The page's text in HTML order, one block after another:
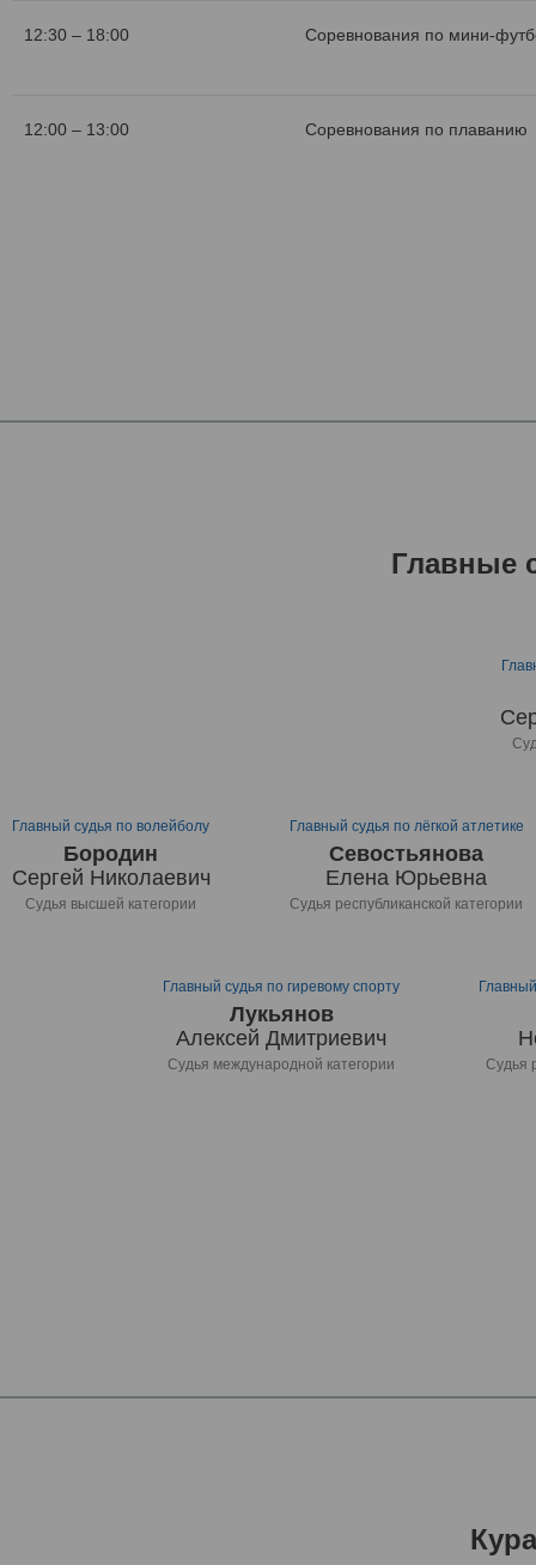
12:30 – 18:00 Соревнования по мини-
12:00 – 13:00 Соревнования по плаванию
Главные
Главный судья по волейболу
Бородин
Сергей Николаевич
Судья высшей категории
Главный судья по лёгкой атлетике
Севостьянова
Елена Юрьевна
Судья республиканской категории
Главный судья по гиревому спорту
Лукьянов
Алексей Дмитриевич
Судья международной категории Судья